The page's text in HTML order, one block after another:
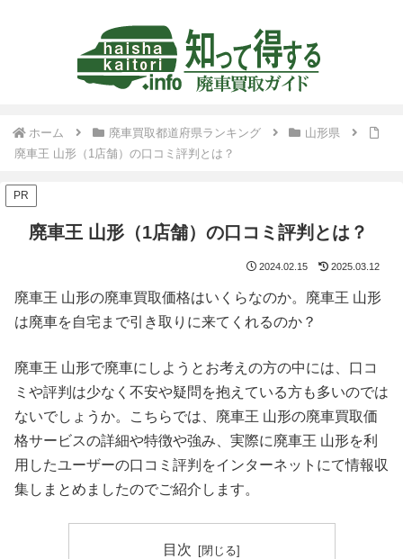
ホーム 廃車買取都道府県ランキング
山形県
廃車王 山形（1店舗）の口コミ評判とは？
PR
廃車王 山形（1店舗）の口コミ評判とは？
2024.02.15 2025.03.12
廃車王 山形の廃車買取価格はいくらなのか。廃車王 山形
は廃車を自宅まで引き取りに来てくれるのか？
廃車王 山形で廃車にしようとお考えの方の中には、口コ
ミや評判は少なく不安や疑問を抱えている方も多いのでは
ないでしょうか。こちらでは、廃車王 山形の廃車買取価
格サービスの詳細や特徴や強み、実際に廃車王 山形を利
用したユーザーの口コミ評判をインターネットにて情報収
集しまとめましたのでご紹介します。
目次